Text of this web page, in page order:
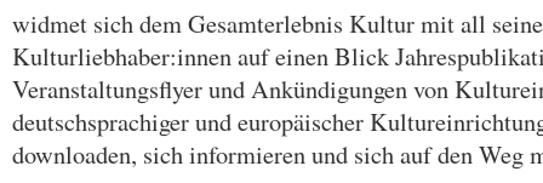
widmet sich dem Gesamterlebnis Kultur mit all
Kulturliebhaber:innen auf einen Blick
Veranstaltungsflyer und Ankündigungen von
deutschsprachiger und europäischer
downloaden, sich informieren und sich auf den Weg